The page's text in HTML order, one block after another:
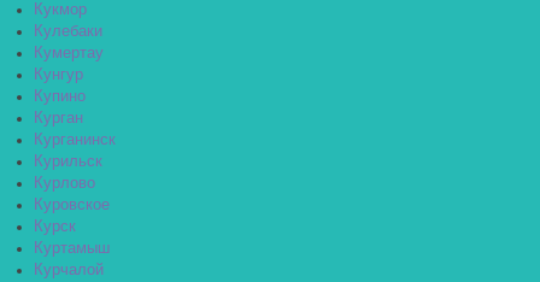
Кукмор
Кулебаки
Кумертау
Кунгур
Купино
Курган
Курганинск
Курильск
Курлово
Куровское
Курск
Куртамыш
Курчалой